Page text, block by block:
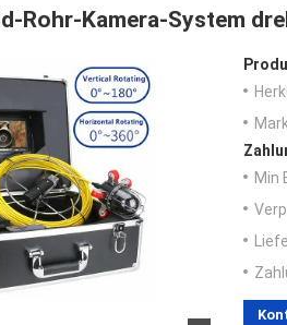
Rohr-Kamera-System
Min